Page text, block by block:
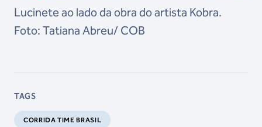
Lucinete ao lado da obra do artista Kobra.
Foto: Tatiana Abreu/ COB
TAGS
CORRIDA TIME BRASIL